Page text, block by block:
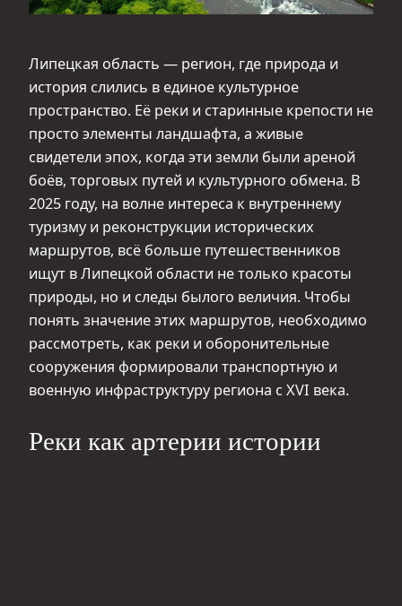
Липецкая область — регион, где природа и
история слились в единое культурное
пространство. Её реки и старинные крепости не
просто элементы ландшафта, а живые
свидетели эпох, когда эти земли были ареной
боёв, торговых путей и культурного обмена. В
2025 году, на волне интереса к внутреннему
туризму и реконструкции исторических
маршрутов, всё больше путешественников
ищут в Липецкой области не только красоты
природы, но и следы былого величия. Чтобы
понять значение этих маршрутов, необходимо
рассмотреть, как реки и оборонительные
сооружения формировали транспортную и
военную инфраструктуру региона с XVI века.
Реки как артерии истории